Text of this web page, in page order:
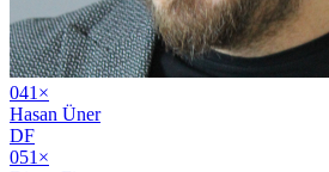
041 ×
Hasan Üner
DF
051 ×